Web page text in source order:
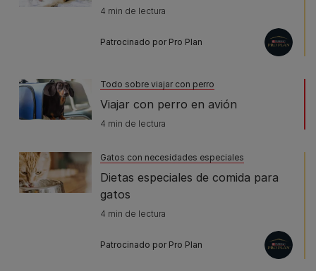
4 min de lectura
Patrocinado por Pro Plan
Todo sobre viajar con perro
Viajar con perro en avión
4 min de lectura
Gatos con necesidades especiales
Dietas especiales de comida para
gatos
4 min de lectura
Patrocinado por Pro Plan